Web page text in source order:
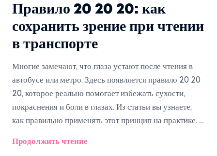
Правило 20 20 20: как
сохранить зрение при чтении
в транспорте
Многие замечают, что глаза устают после чтения в
автобусе или метро. Здесь появляется правило 20 20
20, которое реально помогает избежать сухости,
покраснения и боли в глазах. Из статьи вы узнаете,
как правильно применять этот принцип на практике. Я
нагрузку на зрение и что делать, чтобы сохранить
Продолжить чтение